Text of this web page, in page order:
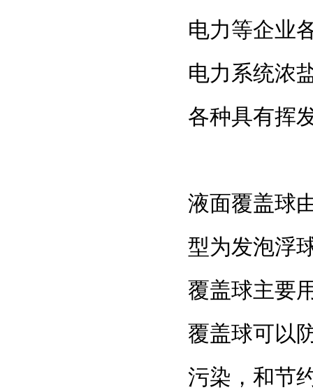
电力等企业
电力系统浓
各种具有挥
液面覆盖球
型为发泡浮
覆盖球主要
覆盖球可以
污染，和节